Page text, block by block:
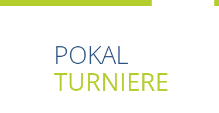
POKAL
TURNIERE